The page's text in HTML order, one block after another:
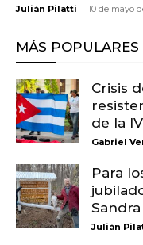
Julián Pilatti - 10 de mayo
MÁS POPULARES
Crisis
de la
Gabriel
Para
Sandra
Julián